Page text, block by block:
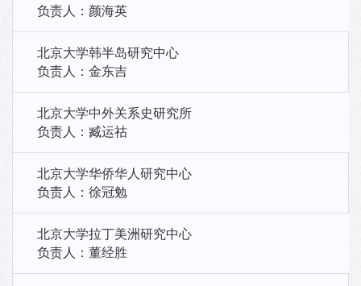
负责人：颜海英
北京大学韩半岛研究中心
负责人：金东吉
北京大学中外关系史研究所
负责人：臧运祜
北京大学华侨华人研究中心
负责人：徐冠勉
北京大学拉丁美洲研究中心
负责人：董经胜